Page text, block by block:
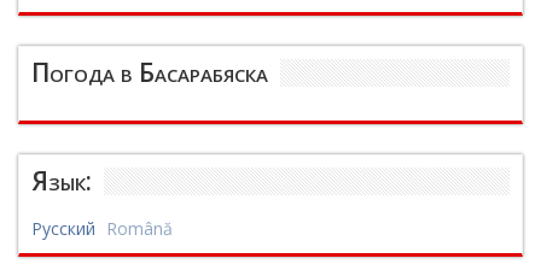
Погода в Басарабяска
Язык:
Русский Română